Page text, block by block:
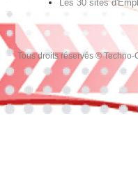
Les 30 sites
Tous droits réservés ©